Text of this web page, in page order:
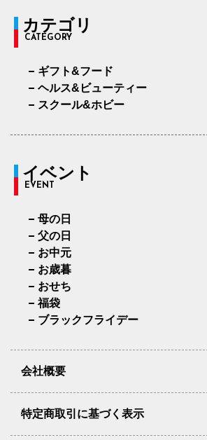
カテゴリ
CATEGORY
ギフト&フード
ヘルス&ビューティー
スクール&ホビー
イベント
EVENT
母の日
父の日
お中元
お歳暮
おせち
福袋
ブラックフライデー
会社概要
特定商取引に基づく表示